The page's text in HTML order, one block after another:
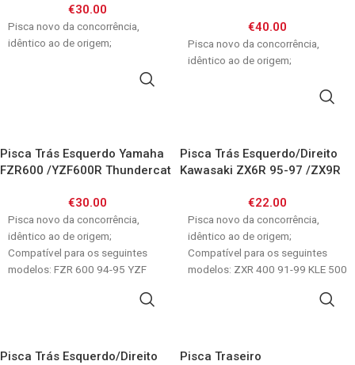
€30.00
Pisca novo da concorrência,
idêntico ao de origem;
€40.00
Pisca novo da concorrência,
idêntico ao de origem;
Pisca Trás Esquerdo Yamaha
FZR600 /YZF600R Thundercat
€30.00
Pisca novo da concorrência,
idêntico ao de origem;
Compatível para os seguintes
modelos: FZR 600 94-95 YZF
Pisca Trás Esquerdo/Direito
Kawasaki ZX6R 95-97 /ZX9R
€22.00
Pisca novo da concorrência,
idêntico ao de origem;
Compatível para os seguintes
modelos: ZXR 400 91-99 KLE 500
Pisca Trás Esquerdo/Direito
Pisca Traseiro